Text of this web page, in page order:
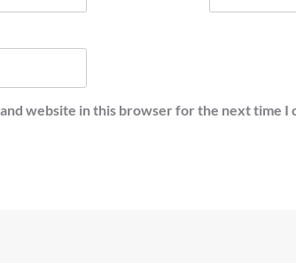
and website in this browser for the next time I